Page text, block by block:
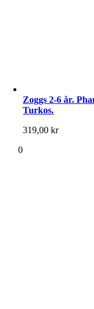
Zoggs 2-6 år.
Turkos.
319,00kr
0